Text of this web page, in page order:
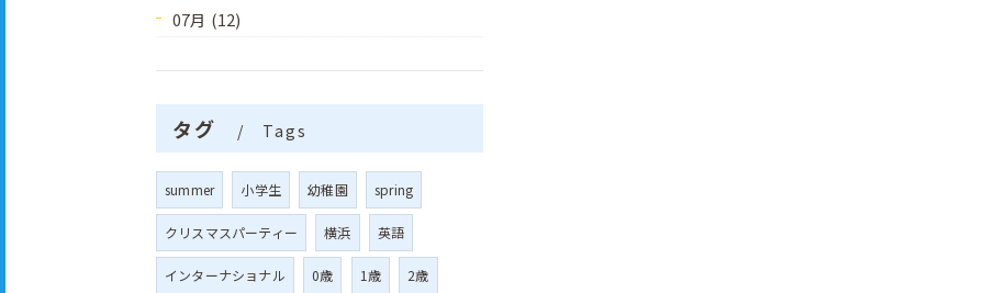
07月 (12)
タグ Tags
summer 小学生 幼稚園 spring
クリスマスパーティー 横浜 英語
インターナショナル 0歳 1歳 2歳